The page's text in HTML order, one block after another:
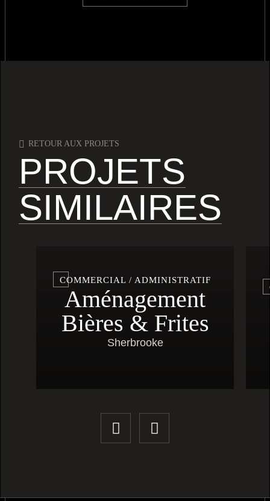
RETOUR AUX PROJETS
PROJETS
SIMILAIRES
COMMERCIAL / ADMINISTRATIF
Aménagement
Bières & Frites
Sherbrooke